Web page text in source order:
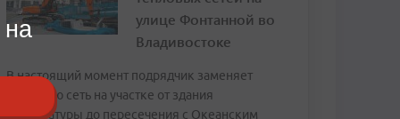
улице Фонтанной во
Владивостоке
В настоящий момент подрядчик заменяет
тепловую сеть на участке от здания
прокуратуры до пересечения с Океанским